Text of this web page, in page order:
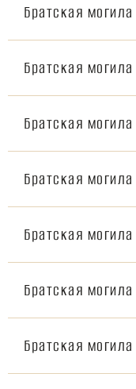
Братская могила
Братская могила
Братская могила
Братская могила
Братская могила
Братская могила
Братская могила